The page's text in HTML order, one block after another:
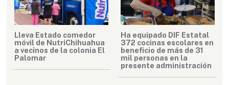
Lleva Estado comedor
móvil de NutriChihuahua
a vecinos de la colonia El
Palomar
Ha equipado DIF Estatal
372 cocinas escolares en
beneficio de más de 31
mil personas en la
presente administración